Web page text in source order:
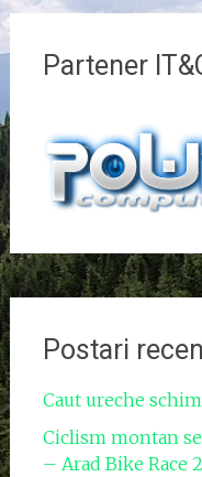
Partener
Postari
Caut ureche
Ciclism montan
– Arad Bike Race